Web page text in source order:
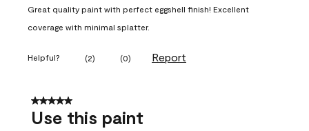
Great quality paint with perfect eggshell finish! Excellent
coverage with minimal splatter.
Helpful? (2) (0) Report
5 out of 5 stars.
Use this paint